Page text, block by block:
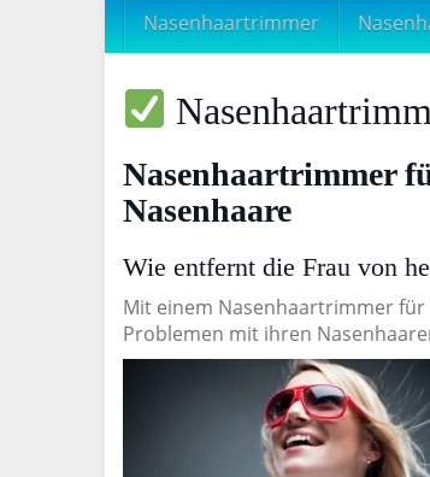
Nasenhaartrimmer
Nasenhaartrimmer
Nasenhaare
Wie entfernt die Frau von
Mit einem Nasenhaartrimmer für
Problemen mit ihren